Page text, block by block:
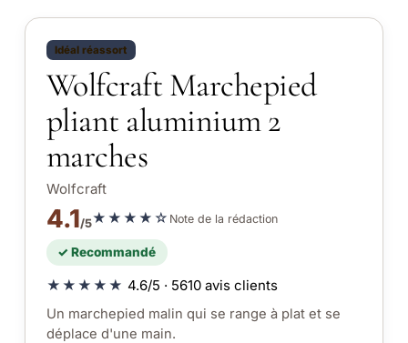
Idéal réassort
Wolfcraft Marchepied
pliant aluminium 2
marches
Wolfcraft
4.1/5★★★★☆ Note de la rédaction
✓ Recommandé
★★★★★ 4.6/5 · 5610 avis clients
Un marchepied malin qui se range à plat et se
déplace d'une main.